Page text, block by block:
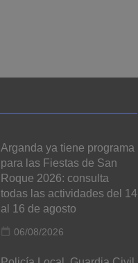
Arganda ya tiene programa
para las Fiestas de San
Roque 2026: consulta
todas las actividades del 14
al 16 de agosto
06/08/2026